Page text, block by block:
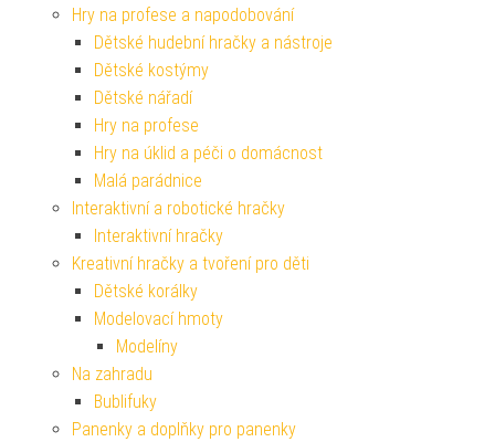
Hry na profese a napodobování
Dětské hudební hračky a nástroje
Dětské kostýmy
Dětské nářadí
Hry na profese
Hry na úklid a péči o domácnost
Malá parádnice
Interaktivní a robotické hračky
Interaktivní hračky
Kreativní hračky a tvoření pro děti
Dětské korálky
Modelovací hmoty
Modelíny
Na zahradu
Bublifuky
Panenky a doplňky pro panenky